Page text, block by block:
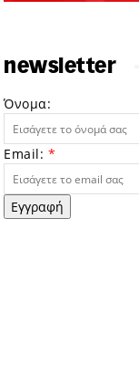
newsletter
Όνομα:
Email: *
Εγγραφή